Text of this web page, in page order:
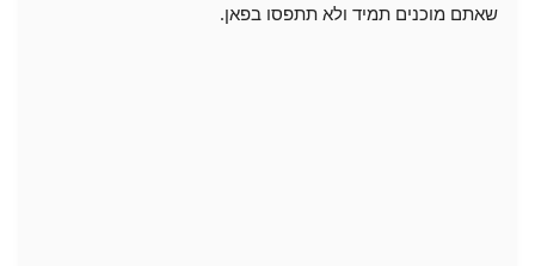
שאתם מוכנים תמיד ולא תתפסו בפאן.